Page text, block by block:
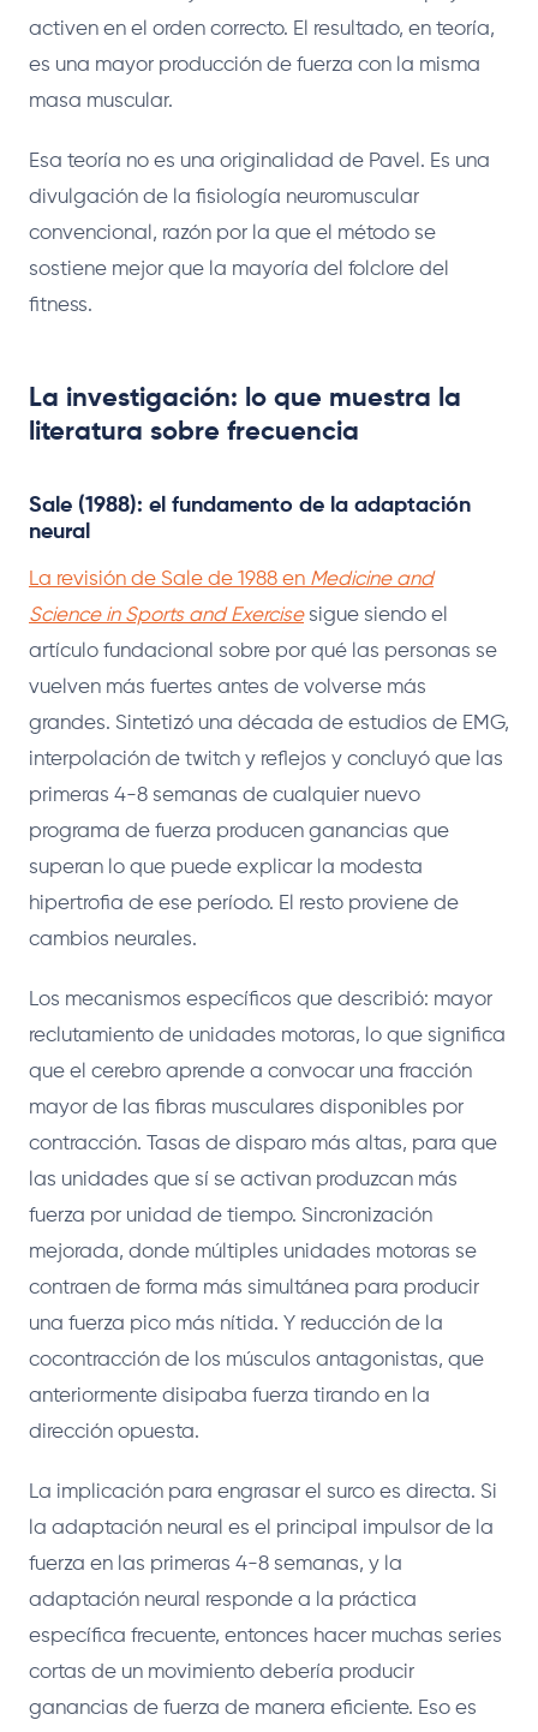
activen en el orden correcto. El resultado, en teoría,
es una mayor producción de fuerza con la misma
masa muscular.
Esa teoría no es una originalidad de Pavel. Es una
divulgación de la fisiología neuromuscular
convencional, razón por la que el método se
sostiene mejor que la mayoría del folclore del
fitness.
La investigación: lo que muestra la
literatura sobre frecuencia
Sale (1988): el fundamento de la adaptación
neural
La revisión de Sale de 1988 en Medicine and
Science in Sports and Exercisesigue siendo el
artículo fundacional sobre por qué las personas se
vuelven más fuertes antes de volverse más
grandes. Sintetizó una década de estudios de EMG,
interpolación de twitch y reflejos y concluyó que las
primeras 4-8 semanas de cualquier nuevo
programa de fuerza producen ganancias que
superan lo que puede explicar la modesta
hipertrofia de ese período. El resto proviene de
cambios neurales.
Los mecanismos específicos que describió: mayor
reclutamiento de unidades motoras, lo que significa
que el cerebro aprende a convocar una fracción
mayor de las fibras musculares disponibles por
contracción. Tasas de disparo más altas, para que
las unidades que sí se activan produzcan más
fuerza por unidad de tiempo. Sincronización
mejorada, donde múltiples unidades motoras se
contraen de forma más simultánea para producir
una fuerza pico más nítida. Y reducción de la
cocontracción de los músculos antagonistas, que
anteriormente disipaba fuerza tirando en la
dirección opuesta.
La implicación para engrasar el surco es directa. Si
la adaptación neural es el principal impulsor de la
fuerza en las primeras 4-8 semanas, y la
adaptación neural responde a la práctica
específica frecuente, entonces hacer muchas series
cortas de un movimiento debería producir
ganancias de fuerza de manera eficiente. Eso es